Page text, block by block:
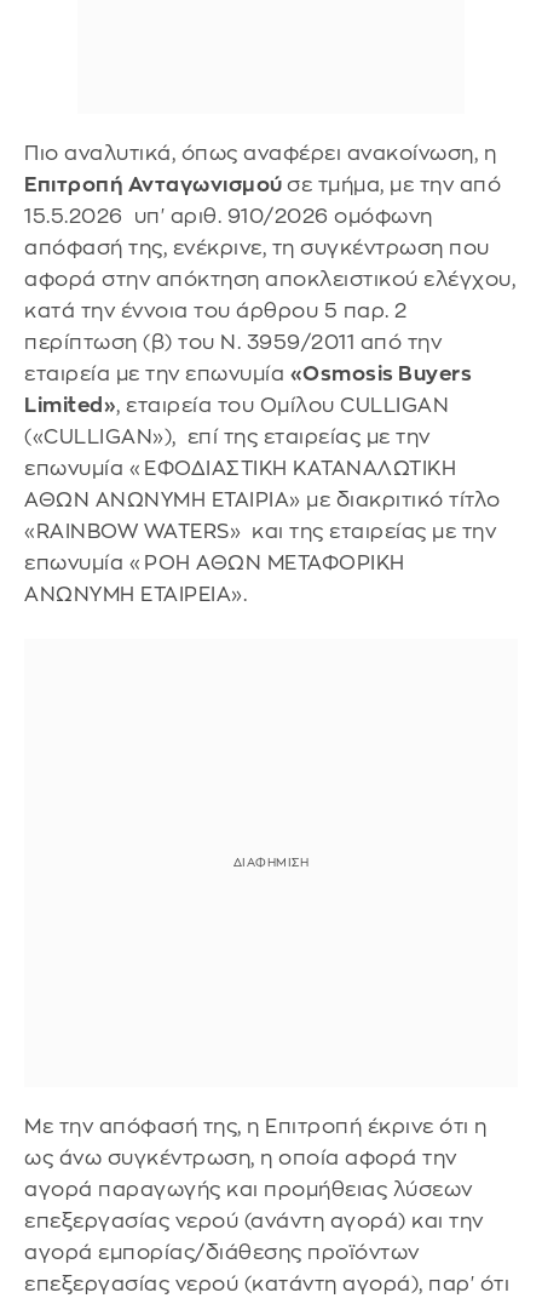
Πιο αναλυτικά, όπως αναφέρει ανακοίνωση, η
Επιτροπή Ανταγωνισμού σε τμήμα, με την από
15.5.2026 υπ' αριθ. 910/2026 ομόφωνη
απόφασή της, ενέκρινε, τη συγκέντρωση που
αφορά στην απόκτηση αποκλειστικού ελέγχου,
κατά την έννοια του άρθρου 5 παρ. 2
περίπτωση (β) του Ν. 3959/2011 από την
εταιρεία με την επωνυμία «Osmosis Buyers
Limited», εταιρεία του Ομίλου CULLIGAN
(«CULLIGAN»), επί της εταιρείας με την
επωνυμία «ΕΦΟΔΙΑΣΤΙΚΗ ΚΑΤΑΝΑΛΩΤΙΚΗ
ΑΘΩΝ ΑΝΩΝΥΜΗ ΕΤΑΙΡΙΑ» με διακριτικό τίτλο
«RAINBOW WATERS» και της εταιρείας με την
επωνυμία «ΡΟΗ ΑΘΩΝ ΜΕΤΑΦΟΡΙΚΗ
ΑΝΩΝΥΜΗ ΕΤΑΙΡΕΙΑ».
Με την απόφασή της, η Επιτροπή έκρινε ότι η
ως άνω συγκέντρωση, η οποία αφορά την
αγορά παραγωγής και προμήθειας λύσεων
επεξεργασίας νερού (ανάντη αγορά) και την
αγορά εμπορίας/διάθεσης προϊόντων
επεξεργασίας νερού (κατάντη αγορά), παρ' ότι